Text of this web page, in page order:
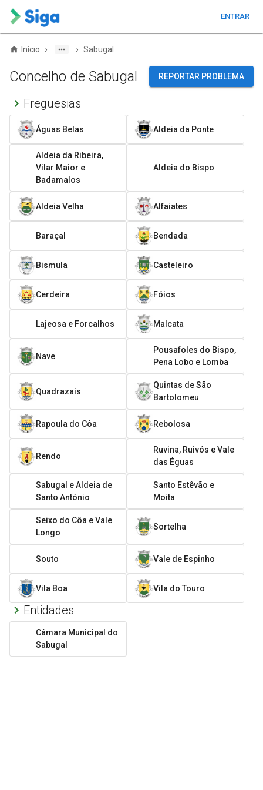
ENTRAR
Início › › Sabugal
Concelho de Sabugal REPORTAR PROBLEMA
Freguesias
Águas Belas Aldeia da Ponte
Aldeia da Ribeira,
Vilar Maior e
Badamalos
Aldeia do Bispo
Aldeia Velha Alfaiates
Baraçal Bendada
Bismula Casteleiro
Cerdeira Fóios
Lajeosa e Forcalhos Malcata
Nave
Pousafoles do Bispo,
Pena Lobo e Lomba
Quadrazais
Quintas de São
Bartolomeu
Rapoula do Côa Rebolosa
Rendo
Ruvina, Ruivós e Vale
das Éguas
Sabugal e Aldeia de
Santo António
Santo Estêvão e
Moita
Seixo do Côa e Vale
Longo
Sortelha
Souto Vale de Espinho
Vila Boa Vila do Touro
Entidades
Câmara Municipal do
Sabugal